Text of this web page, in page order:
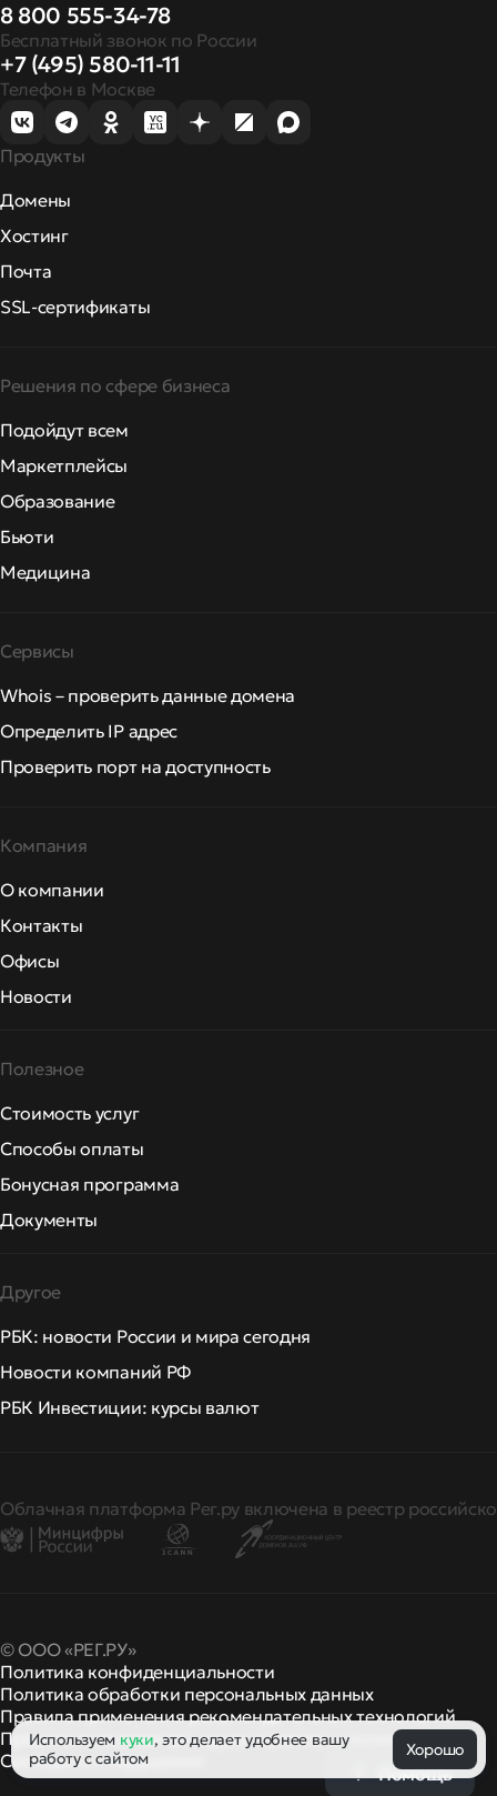
8 800 555-34-78
Бесплатный звонок по России
+7 (495) 580-11-11
Телефон в Москве
Продукты
Домены
Хостинг
Почта
SSL-сертификаты
Решения по сфере бизнеса
Подойдут всем
Маркетплейсы
Образование
Бьюти
Медицина
Сервисы
Whois – проверить данные домена
Определить IP адрес
Проверить порт на доступность
Компания
О компании
Контакты
Офисы
Новости
Полезное
Стоимость услуг
Способы оплаты
Бонусная программа
Документы
Другое
РБК: новости России и мира сегодня
Новости компаний РФ
РБК Инвестиции: курсы валют
Облачная платформа Рег.ру включена в реестр
© ООО «РЕГ.РУ»
Политика конфиденциальности
Политика обработки персональных данных
Правила применения рекомендательных технологий
Правила пользования и другиеправила и политики
Сообщить о нарушении
Используем куки, это делает удобнее вашу
работу с сайтом
Хорошо
Помощь